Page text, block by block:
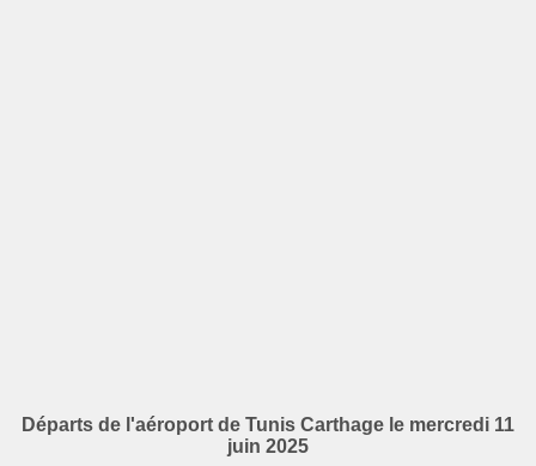
Départs de l'aéroport de Tunis Carthage le mercredi 11
juin 2025